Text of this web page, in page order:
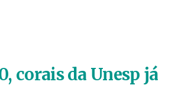
corais da Unesp já